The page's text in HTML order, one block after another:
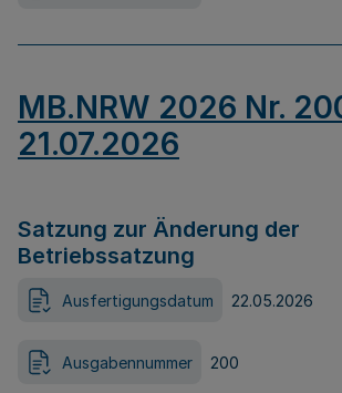
MB.NRW 2026 Nr.
21.07.2026
Satzung zur Änderung der
Betriebssatzung
Ausfertigungsdatum 22.05.2026
Ausgabennummer 200